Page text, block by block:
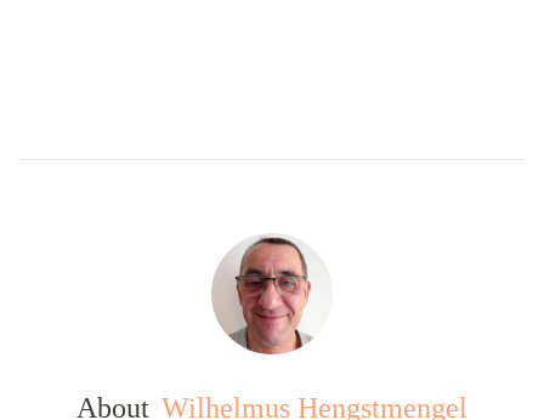
About Wilhelmus Hengstmengel